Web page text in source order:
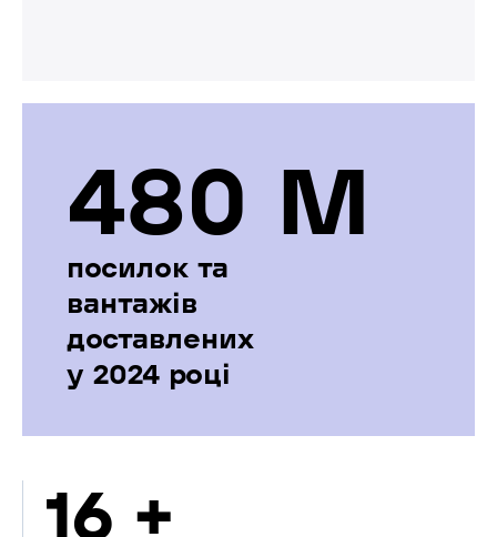
480 М
посилок та
вантажів
доставлених
у 2024 році
16 +